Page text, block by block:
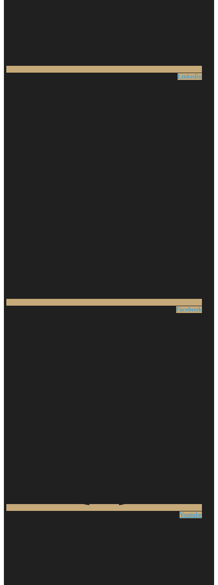
Linkedin
Facebook
Youtube